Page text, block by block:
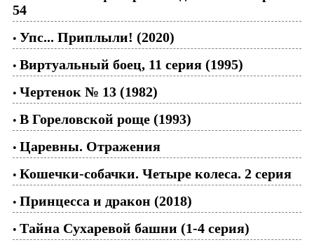
54
• Упс... Приплыли! (2020)
• Виртуальный боец, 11 серия (1995)
• Чертенок № 13 (1982)
• В Гореловской роще (1993)
• Царевны. Отражения
• Кошечки-собачки. Четыре колеса. 2 серия
• Принцесса и дракон (2018)
• Тайна Сухаревой башни (1-4 серия)